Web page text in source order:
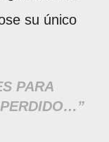
su único
PARA